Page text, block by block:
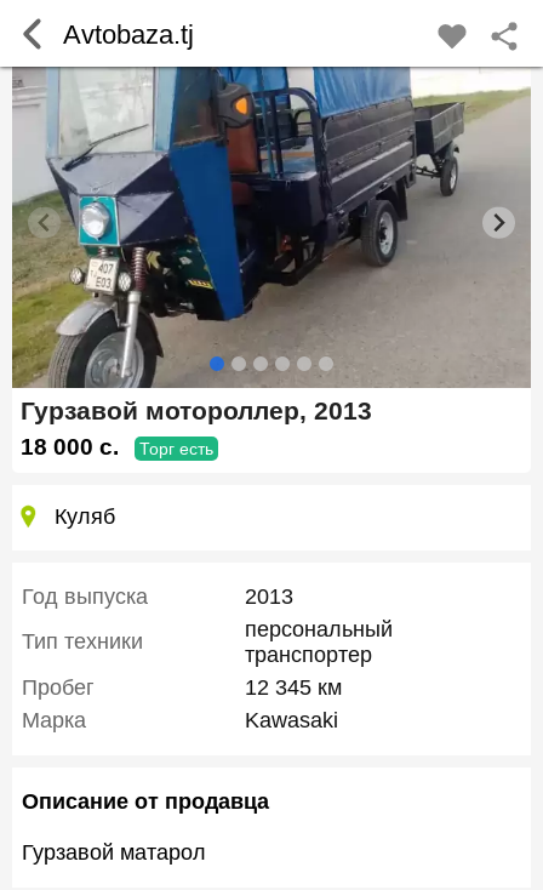
Гурзавой мотороллер, 2013
18 000 c. Торг есть
Куляб
Год выпуска
2013
Тип техники
персональный
транспортер
Пробег
12 345 км
Марка
Kawasaki
Описание от продавца
Гурзавой матарол
Avtobaza.tj